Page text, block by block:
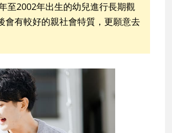
至2002年出生的幼兒進行長期觀
會有較好的親社會特質，更願意去
寶貝即將上小學，信誼集結國小老師
和教育專家的建議，從孩子的學習、
生活及團體適應等預備能力做起，幫
助您陪伴孩子做好入學準備，還有國
小教導主任帶爸媽提前了解小一校園
生活與課業學習，無痛銜接上小學。